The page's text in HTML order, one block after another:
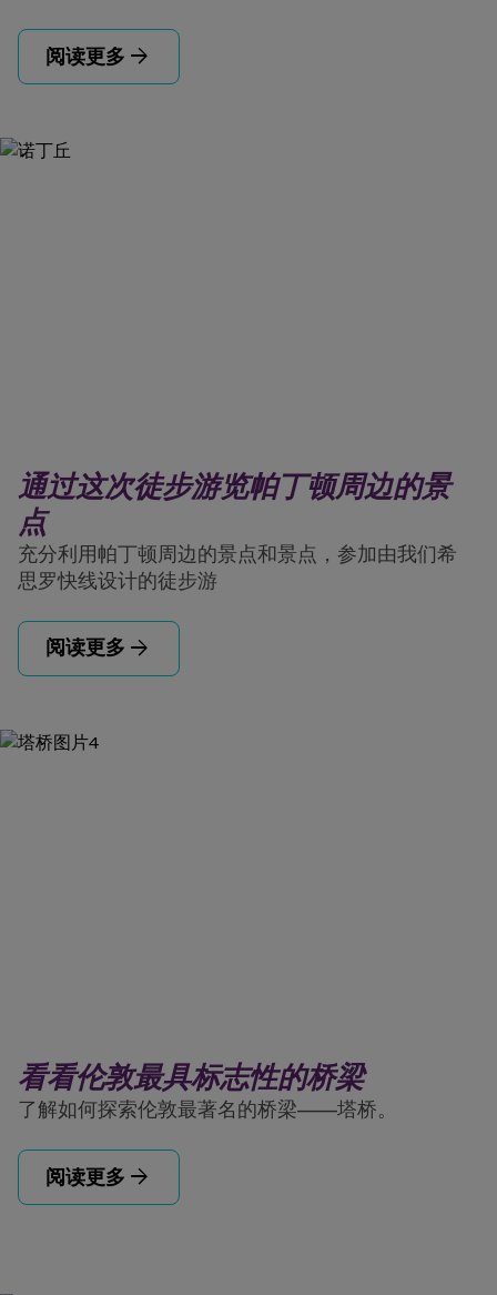
阅读更多 arrow_forward
通过这次徒步游览帕丁顿周边的景
点
充分利用帕丁顿周边的景点和景点，参加由我们希
思罗快线设计的徒步游
阅读更多 arrow_forward
看看伦敦最具标志性的桥梁
了解如何探索伦敦最著名的桥梁——塔桥。
阅读更多 arrow_forward